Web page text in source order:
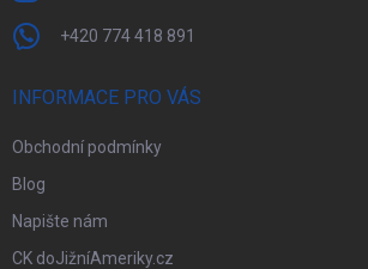
+420 774 418 891
INFORMACE PRO VÁS
Obchodní podmínky
Blog
Napište nám
CK doJižníAmeriky.cz